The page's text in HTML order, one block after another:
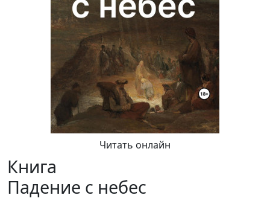
Читать онлайн
Книга
Падение с небес